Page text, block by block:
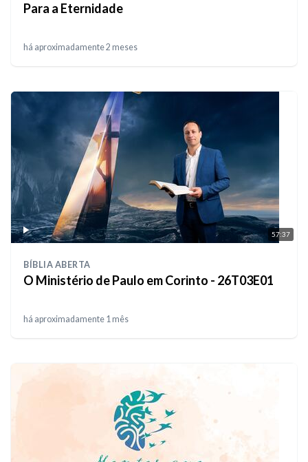
Para a Eternidade
há aproximadamente 2 meses
57:37
BÍBLIA ABERTA
O Ministério de Paulo em Corinto - 26T03E01
há aproximadamente 1 mês